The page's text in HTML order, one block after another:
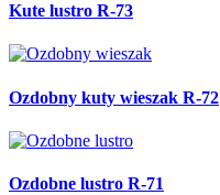
Kute lustro R-73
Ozdobny kuty wieszak R-72
Ozdobne lustro R-71